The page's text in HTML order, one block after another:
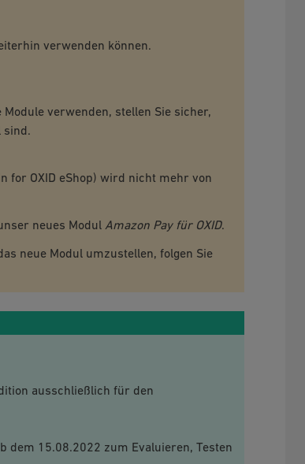
verwenden können.
verwenden, stellen Sie sicher,
sind.
for OXID eShop) wird nicht mehr von
neues Modul Amazon Pay für OXID.
neue Modul umzustellen, folgen Sie
ausschließlich für den
dem 15.08.2022 zum Evaluieren, Testen